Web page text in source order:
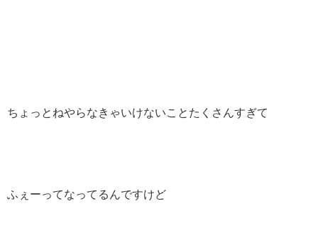
ちょっとねやらなきゃいけないことたくさんすぎて
ふぇーってなってるんですけど